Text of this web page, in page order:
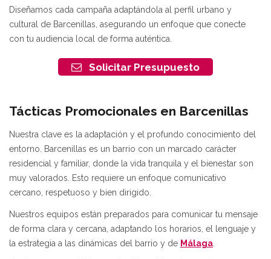
Diseñamos cada campaña adaptándola al perfil urbano y
cultural de Barcenillas, asegurando un enfoque que conecte
con tu audiencia local de forma auténtica.
Solicitar Presupuesto
Tácticas Promocionales en Barcenillas
Nuestra clave es la adaptación y el profundo conocimiento del
entorno. Barcenillas es un barrio con un marcado carácter
residencial y familiar, donde la vida tranquila y el bienestar son
muy valorados. Esto requiere un enfoque comunicativo
cercano, respetuoso y bien dirigido.
Nuestros equipos están preparados para comunicar tu mensaje
de forma clara y cercana, adaptando los horarios, el lenguaje y
la estrategia a las dinámicas del barrio y de Málaga